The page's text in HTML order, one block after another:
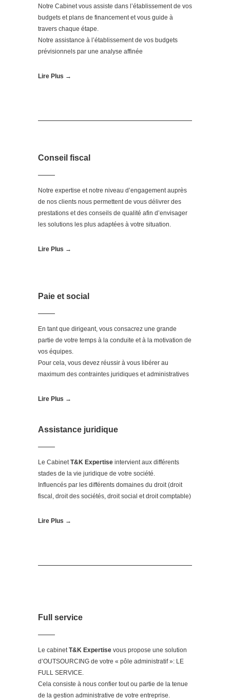
Notre Cabinet vous assiste dans l’établissement de vos
budgets et plans de financement et vous guide à
travers chaque étape.
Notre assistance à l’établissement de vos budgets
prévisionnels par une analyse affinée
Lire Plus →
Conseil fiscal
Notre expertise et notre niveau d’engagement auprès
de nos clients nous permettent de vous délivrer des
prestations et des conseils de qualité afin d’envisager
les solutions les plus adaptées à votre situation.
Lire Plus →
Paie et social
En tant que dirigeant, vous consacrez une grande
partie de votre temps à la conduite et à la motivation de
vos équipes.
Pour cela, vous devez réussir à vous libérer au
maximum des contraintes juridiques et administratives
Lire Plus →
Assistance juridique
Le CabinetT&K Expertise intervient aux différents
stades de la vie juridique de votre société.
Influencés par les différents domaines du droit (droit
fiscal, droit des sociétés, droit social et droit comptable)
Lire Plus →
Full service
Le cabinetT&K Expertise vous propose une solution
d’OUTSOURCING de votre « pôle administratif »: LE
FULL SERVICE.
Cela consiste à nous confier tout ou partie de la tenue
de la gestion administrative de votre entreprise.